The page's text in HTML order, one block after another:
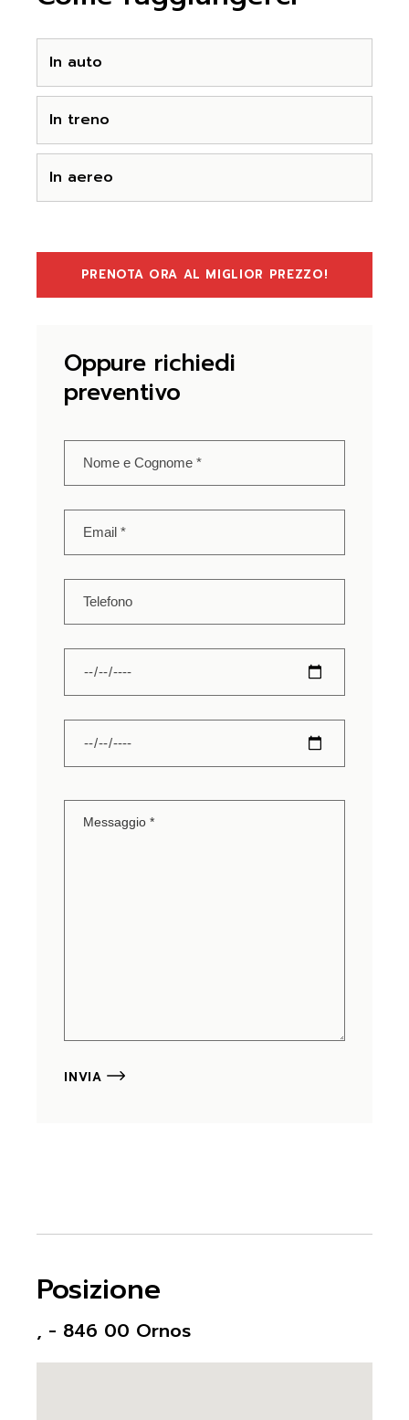
In auto
In treno
In aereo
PRENOTA ORA AL MIGLIOR PREZZO!
Oppure richiedi
preventivo
INVIA
Posizione
, - 846 00 Ornos